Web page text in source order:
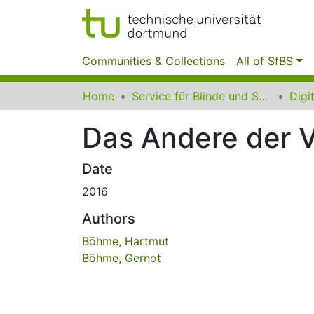
Communities & Collections All of SfBS
Home Service für Blinde und Sehbehinderte der UB Dortmund
Das Andere der
Date
2016
Authors
Böhme, Hartmut
Böhme, Gernot